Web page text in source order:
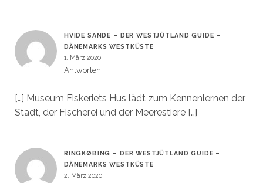
HVIDE SANDE – DER WESTJÜTLAND GUIDE –
DÄNEMARKS WESTKÜSTE
1. März 2020
Antworten
[…] Museum Fiskeriets Hus lädt zum Kennenlernen der
Stadt, der Fischerei und der Meerestiere […]
RINGKØBING – DER WESTJÜTLAND GUIDE –
DÄNEMARKS WESTKÜSTE
2. März 2020